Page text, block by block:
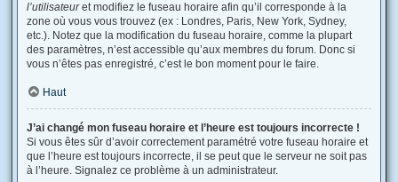
l’utilisateuret modifiez le fuseau horaire afin qu’il corresponde à la
zone où vous vous trouvez (ex : Londres, Paris, New York, Sydney,
etc.). Notez que la modification du fuseau horaire, comme la plupart
des paramètres, n’est accessible qu’aux membres du forum. Donc si
vous n’êtes pas enregistré, c’est le bon moment pour le faire.
Haut
J’ai changé mon fuseau horaire et l’heure est toujours incorrecte !
Si vous êtes sûr d’avoir correctement paramétré votre fuseau horaire et
que l’heure est toujours incorrecte, il se peut que le serveur ne soit pas
à l’heure. Signalez ce problème à un administrateur.